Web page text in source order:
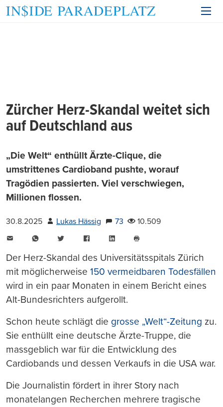
Zürcher Herz-Skandal weitet sich
auf Deutschland aus
„Die Welt“ enthüllt Ärzte-Clique, die
umstrittenes Cardioband pushte, worauf
Tragödien passierten. Viel verschwiegen,
Millionen flossen.
30.8.2025 Lukas Hässig 73
10.509
WhatsAppTwitter FacebookLinkedIn
drucken
Der Herz-Skandal des Universitätsspitals Zürich
mit möglicherweise 150 vermeidbaren Todesfällen
wird in ein paar Monaten in einem Bericht eines
Alt-Bundesrichters aufgerollt.
Schon heute schlägt die grosse „Welt“-Zeitung zu.
Sie enthüllt eine deutsche Ärzte-Truppe, die
massgeblich war für die Entwicklung des
Cardiobands und dessen Verkaufs in die USA war.
Die Journalistin fördert in ihrer Story nach
monatelangen Recherchen mehrere tragische